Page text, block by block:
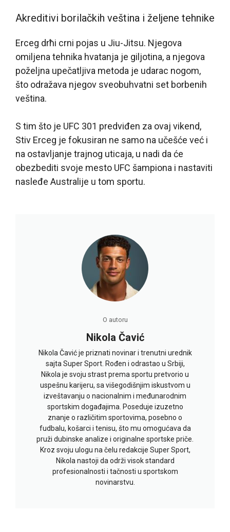
Akreditivi borilačkih veština i željene tehnike
Erceg drћi crni pojas u Jiu-Jitsu. Njegova
omiljena tehnika hvatanja je giljotina, a njegova
poželjna upečatljiva metoda je udarac nogom,
što odražava njegov sveobuhvatni set borbenih
veština.
S tim što je UFC 301 predviđen za ovaj vikend,
Stiv Erceg je fokusiran ne samo na učešće već i
na ostavljanje trajnog uticaja, u nadi da će
obezbediti svoje mesto UFC šampiona i nastaviti
nasleđe Australije u tom sportu.
O autoru
Nikola Čavić
Nikola Čavić je priznati novinar i trenutni urednik
sajta Super Sport. Rođen i odrastao u Srbiji,
Nikola je svoju strast prema sportu pretvorio u
uspešnu karijeru, sa višegodišnjim iskustvom u
izveštavanju o nacionalnim i međunarodnim
sportskim događajima. Poseduje izuzetno
znanje o različitim sportovima, posebno o
fudbalu, košarci i tenisu, što mu omogućava da
pruži dubinske analize i originalne sportske priče.
Kroz svoju ulogu na čelu redakcije Super Sport,
Nikola nastoji da održi visok standard
profesionalnosti i tačnosti u sportskom
novinarstvu.